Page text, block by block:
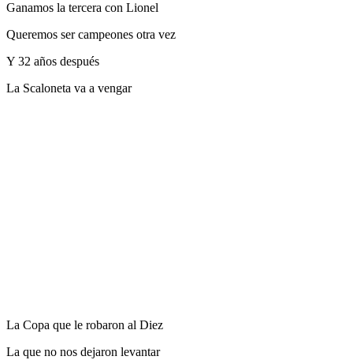
Ganamos la tercera con Lionel
Queremos ser campeones otra vez
Y 32 años después
La Scaloneta va a vengar
La Copa que le robaron al Diez
La que no nos dejaron levantar